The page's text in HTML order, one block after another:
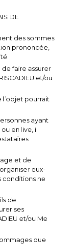
DE
des sommes
prononcée,
de faire assurer
et/ou
pourrait
ayant
en live, il
et de
eux-
conditions ne
de
ses
et/ou Me
que